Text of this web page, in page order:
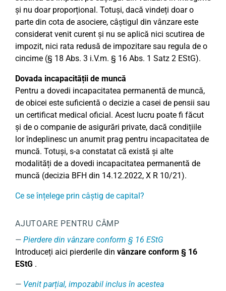
și nu doar proporțional. Totuși, dacă vindeți doar o
parte din cota de asociere, câștigul din vânzare este
considerat venit curent și nu se aplică nici scutirea de
impozit, nici rata redusă de impozitare sau regula de o
cincime (§ 18 Abs. 3 i.V.m. § 16 Abs. 1 Satz 2 EStG).
Dovada incapacității de muncă
Pentru a dovedi incapacitatea permanentă de muncă,
de obicei este suficientă o decizie a casei de pensii sau
un certificat medical oficial. Acest lucru poate fi făcut
și de o companie de asigurări private, dacă condițiile
lor îndeplinesc un anumit prag pentru incapacitatea de
muncă. Totuși, s-a constatat că există și alte
modalități de a dovedi incapacitatea permanentă de
muncă (decizia BFH din 14.12.2022, X R 10/21).
Ce se înțelege prin câștig de capital?
AJUTOARE PENTRU CÂMP
Pierdere din vânzare conform § 16 EStG
Introduceți aici pierderile din vânzare conform § 16
EStG .
Venit parțial, impozabil inclus în acestea